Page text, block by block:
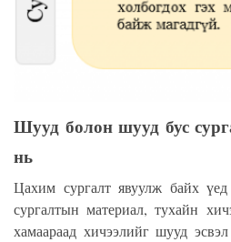
Шууд болон шууд бус
нь
Цахим сургалт явуулж байх
сургалтын материал, тухайн
хамаараад хичээлийг шууд